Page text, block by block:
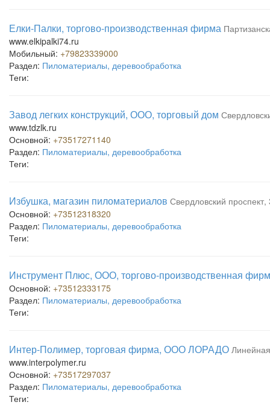
Елки-Палки, торгово-производственная фирма
www.elkipalki74.ru
Мобильный: +79823339000
Раздел: Пиломатериалы, деревообработка
Теги:
Завод легких конструкций, ООО, торговый дом
www.tdzlk.ru
Основной: +73517271140
Раздел: Пиломатериалы, деревообработка
Теги:
Избушка, магазин пиломатериалов Свердловский
Основной: +73512318320
Раздел: Пиломатериалы, деревообработка
Теги:
Инструмент Плюс, ООО, торгово-производственная
Основной: +73512333175
Раздел: Пиломатериалы, деревообработка
Теги:
Интер-Полимер, торговая фирма, ООО ЛОРАДО
www.interpolymer.ru
Основной: +73517297037
Раздел: Пиломатериалы, деревообработка
Теги: